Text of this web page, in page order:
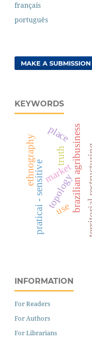
français
português
MAKE A SUBMISSION
KEYWORDS
brazilian agribusiness
topology
market
praticai - sensitive
truth
ethnography place
use
INFORMATION
For Readers
For Authors
For Librarians